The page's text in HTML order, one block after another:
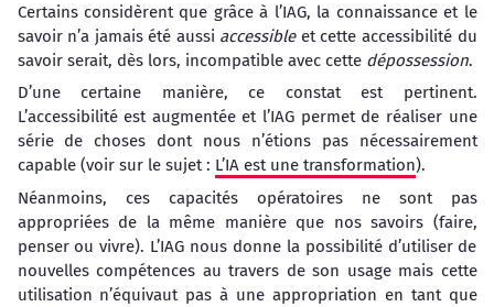
Certains considèrent que grâce à l’IAG, la connaissance et le
savoir n’a jamais été aussi accessibleet cette accessibilité du
savoir serait, dès lors, incompatible avec cette dépossession.
D’une certaine manière, ce constat est pertinent.
L’accessibilité est augmentée et l’IAG permet de réaliser une
série de choses dont nous n’étions pas nécessairement
capable (voir sur le sujet : L’IA est une transformation).
Néanmoins, ces capacités opératoires ne sont pas
appropriées de la même manière que nos savoirs (faire,
penser ou vivre). L’IAG nous donne la possibilité d’utiliser de
nouvelles compétences au travers de son usage mais cette
utilisation n’équivaut pas à une appropriation en tant que